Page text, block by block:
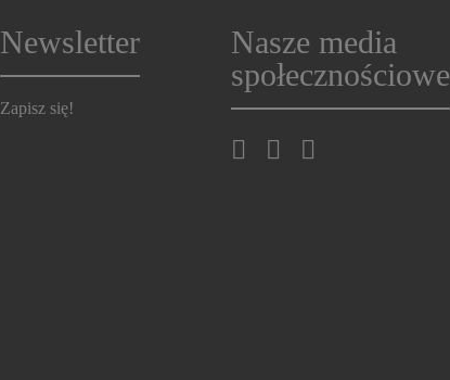
Newsletter
Zapisz się!
Nasze media
społecznościowe